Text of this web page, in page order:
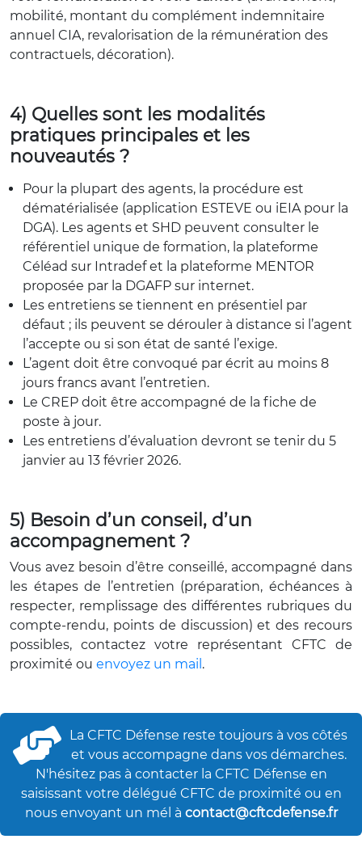
mobilité, montant du complément indemnitaire
annuel CIA, revalorisation de la rémunération des
contractuels, décoration).
4) Quelles sont les modalités
pratiques principales et les
nouveautés ?
Pour la plupart des agents, la procédure est
dématérialisée (application ESTEVE ou iEIA pour la
DGA). Les agents et SHD peuvent consulter le
référentiel unique de formation, la plateforme
Céléad sur Intradef et la plateforme MENTOR
proposée par la DGAFP sur internet.
Les entretiens se tiennent en présentiel par
défaut ; ils peuvent se dérouler à distance si l’agent
l’accepte ou si son état de santé l’exige.
L’agent doit être convoqué par écrit au moins 8
jours francs avant l’entretien.
Le CREP doit être accompagné de la fiche de
poste à jour.
Les entretiens d’évaluation devront se tenir du 5
janvier au 13 février 2026.
5) Besoin d’un conseil, d’un
accompagnement ?
Vous avez besoin d’être conseillé, accompagné dans
les étapes de l’entretien (préparation, échéances à
respecter, remplissage des différentes rubriques du
compte-rendu, points de discussion) et des recours
possibles, contactez votre représentant CFTC de
proximité ou envoyez un mail .
La CFTC Défense reste toujours à vos côtés
et vous accompagne dans vos démarches.
N'hésitez pas à contacter la CFTC Défense en
saisissant votre délégué CFTC de proximité ou en
nous envoyant un mél à contact@cftcdefense.fr